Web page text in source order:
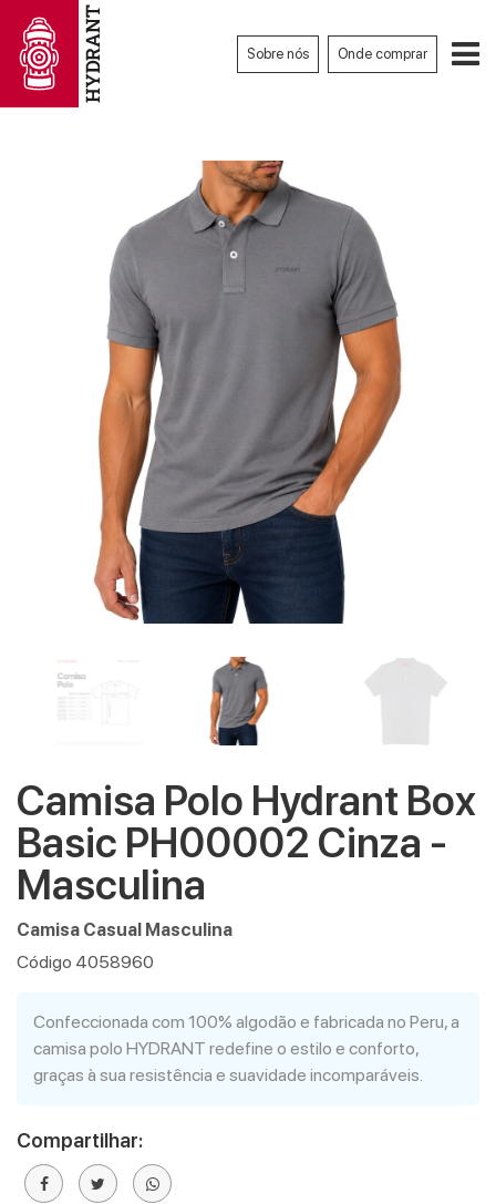
Sobre nós Onde comprar
Camisa Polo Hydrant Box
Basic PH00002 Cinza -
Masculina
Camisa Casual Masculina
Código 4058960
Confeccionada com 100% algodão e fabricada no Peru, a
camisa polo HYDRANT redefine o estilo e conforto,
graças à sua resistência e suavidade incomparáveis.
Compartilhar: